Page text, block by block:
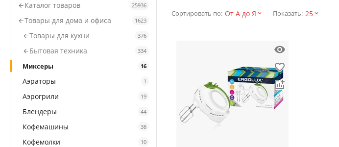
Сортировать по: От А до Я Показать: 25
Каталог товаров 25936
Товары для дома и офиса 1623
Товары для кухни 376
Бытовая техника 334
Миксеры 16
Аэраторы 1
Аэрогрили 19
Блендеры 44
Кофемашины 38
Кофемолки 10